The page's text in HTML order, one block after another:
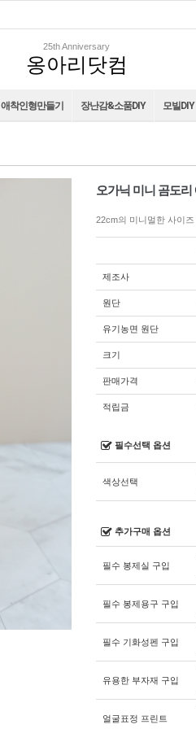
25th Anniversary
옹아리닷컴
애착인형만들기 장난감&소품DIY 모빌DIY
오가닉 미니 곰도
22cm의 미니멀한 사이즈
제조사
원단
유기농면 원단
크기
판매가격
적립금
필수선택 옵션
색상선택
추가구매 옵션
필수 봉제실 구입
필수 봉제용구 구입
필수 기화성펜 구입
유용한 부자재 구입
얼굴표정 프린트